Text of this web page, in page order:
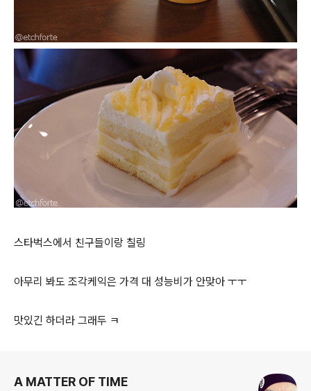
스타벅스에서 친구들이랑 칠링
아무리 봐도 조각케익은 가격 대 성능비가 안맞아 ㅜㅜ
맛있긴 하더라 그래두 ㅋ
A MATTER OF TIME